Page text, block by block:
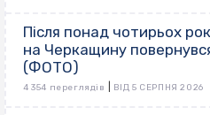
Після понад чотирьох
на Черкащину
(ФОТО)
4 354 переглядів ВІД 5 СЕРПНЯ 2026